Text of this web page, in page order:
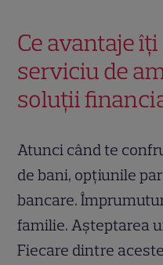
Ce avantaje
serviciu de
soluții
Atunci când te
de bani, opțiunile
bancare.
familie. Așteptarea
Fiecare dintre